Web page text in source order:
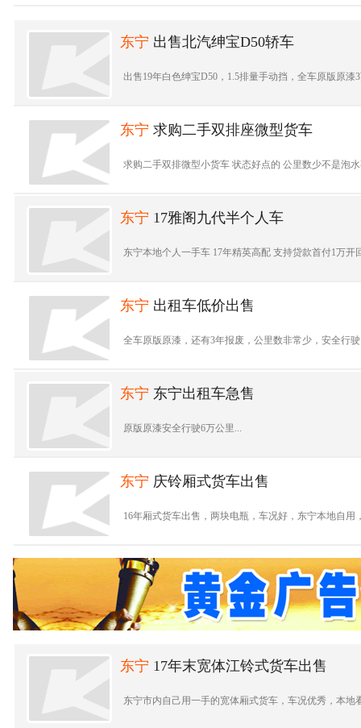
东宁 出售北汽绅宝D50轿车
出售19年白色绅宝D50，1.5排量手动挡，全车原版原漆
东宁 求购二手双排座微型货车
求购二手双排微型小货车 状态好点的 公里数少不是泡
东宁 17雅阁九代半个人车
东宁本地个人一手车 17年精英高配 支持贷款首付1万开
东宁 出租车低价出售
全车原版原漆，还有3年报废，公里数非常少，安全行
东宁 东宁出租车急售
原版原漆安全行驶6万公里...
东宁 庆铃厢式货车出售
16年厢式货车出售，两块电瓶，车况好，东宁本地自
东宁 17年末宽体江铃式货车出售
东宁市内自己用一手的宽体厢式货车，车况优秀，本地